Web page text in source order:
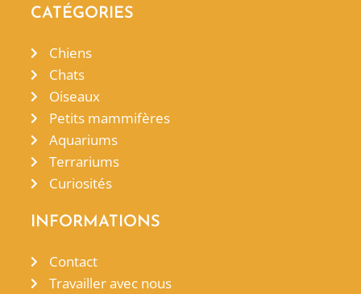
CATÉGORIES
Chiens
Chats
Oiseaux
Petits mammifères
Aquariums
Terrariums
Curiosités
INFORMATIONS
Contact
Travailler avec nous